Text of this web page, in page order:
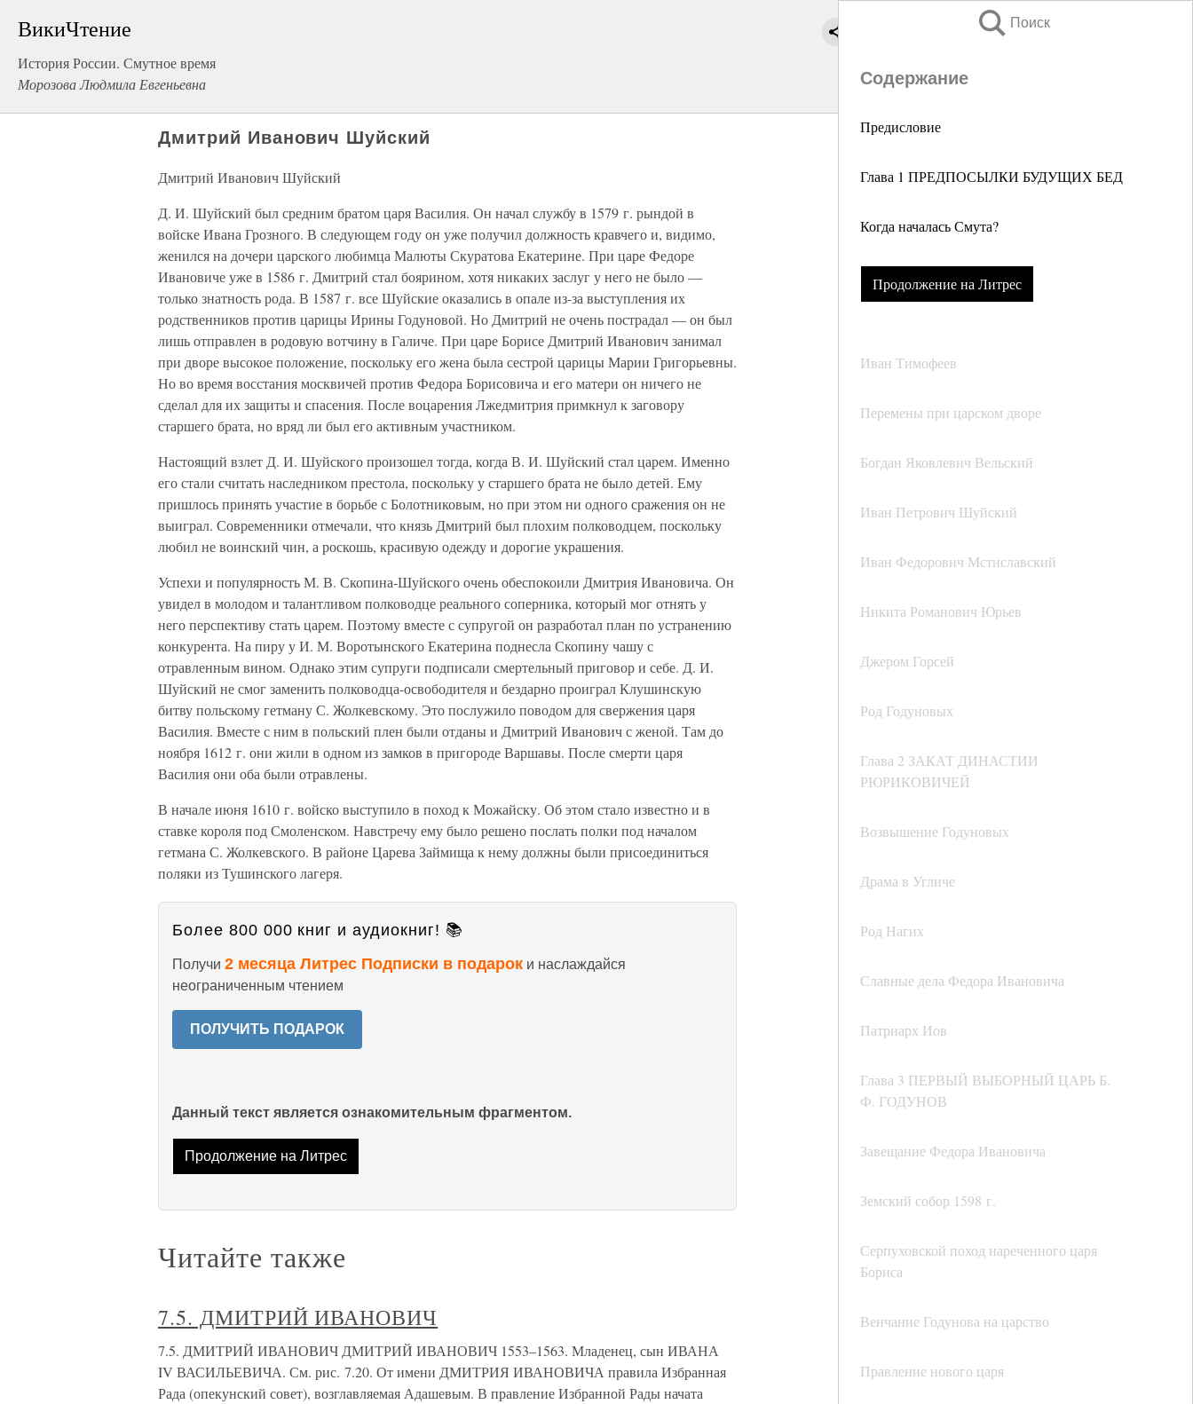
ВикиЧтение
История России. Смутное время
Морозова Людмила Евгеньевна
Поиск
Содержание
Предисловие
Глава 1 ПРЕДПОСЫЛКИ БУДУЩИХ БЕД
Когда началась Смута?
Продолжение на Литрес
Иван Тимофеев
Перемены при царском дворе
Богдан Яковлевич Вельский
Иван Петрович Шуйский
Иван Федорович Мстиславский
Никита Романович Юрьев
Джером Горсей
Род Годуновых
Глава 2 ЗАКАТ ДИНАСТИИ
РЮРИКОВИЧЕЙ
Возвышение Годуновых
Драма в Угличе
Род Нагих
Славные дела Федора Ивановича
Патриарх Иов
Глава 3 ПЕРВЫЙ ВЫБОРНЫЙ ЦАРЬ Б.
Ф. ГОДУНОВ
Завещание Федора Ивановича
Земский собор 1598 г.
Серпуховской поход нареченного царя
Бориса
Венчание Годунова на царство
Правление нового царя
Дмитрий Иванович Шуйский
Дмитрий Иванович Шуйский
Д. И. Шуйский был средним братом царя Василия. Он начал службу в 1579 г. рындой в
войске Ивана Грозного. В следующем году он уже получил должность кравчего и, видимо,
женился на дочери царского любимца Малюты Скуратова Екатерине. При царе Федоре
Ивановиче уже в 1586 г. Дмитрий стал боярином, хотя никаких заслуг у него не было —
только знатность рода. В 1587 г. все Шуйские оказались в опале из-за выступления их
родственников против царицы Ирины Годуновой. Но Дмитрий не очень пострадал — он был
лишь отправлен в родовую вотчину в Галиче. При царе Борисе Дмитрий Иванович занимал
при дворе высокое положение, поскольку его жена была сестрой царицы Марии Григорьевны.
Но во время восстания москвичей против Федора Борисовича и его матери он ничего не
сделал для их защиты и спасения. После воцарения Лжедмитрия примкнул к заговору
старшего брата, но вряд ли был его активным участником.
Настоящий взлет Д. И. Шуйского произошел тогда, когда В. И. Шуйский стал царем. Именно
его стали считать наследником престола, поскольку у старшего брата не было детей. Ему
пришлось принять участие в борьбе с Болотниковым, но при этом ни одного сражения он не
выиграл. Современники отмечали, что князь Дмитрий был плохим полководцем, поскольку
любил не воинский чин, а роскошь, красивую одежду и дорогие украшения.
Успехи и популярность М. В. Скопина-Шуйского очень обеспокоили Дмитрия Ивановича. Он
увидел в молодом и талантливом полководце реального соперника, который мог отнять у
него перспективу стать царем. Поэтому вместе с супругой он разработал план по устранению
конкурента. На пиру у И. М. Воротынского Екатерина поднесла Скопину чашу с
отравленным вином. Однако этим супруги подписали смертельный приговор и себе. Д. И.
Шуйский не смог заменить полководца-освободителя и бездарно проиграл Клушинскую
битву польскому гетману С. Жолкевскому. Это послужило поводом для свержения царя
Василия. Вместе с ним в польский плен были отданы и Дмитрий Иванович с женой. Там до
ноября 1612 г. они жили в одном из замков в пригороде Варшавы. После смерти царя
Василия они оба были отравлены.
В начале июня 1610 г. войско выступило в поход к Можайску. Об этом стало известно и в
ставке короля под Смоленском. Навстречу ему было решено послать полки под началом
гетмана С. Жолкевского. В районе Царева Займища к нему должны были присоединиться
поляки из Тушинского лагеря.
Более 800 000 книг и аудиокниг! 📚
Получи 2 месяца Литрес Подписки в подарок и наслаждайся
неограниченным чтением
ПОЛУЧИТЬ ПОДАРОК
Данный текст является ознакомительным фрагментом.
Продолжение на Литрес
Читайте также
7.5. ДМИТРИЙ ИВАНОВИЧ
7.5. ДМИТРИЙ ИВАНОВИЧ ДМИТРИЙ ИВАНОВИЧ 1553–1563. Младенец, сын ИВАНА
IV ВАСИЛЬЕВИЧА. См. рис. 7.20. От имени ДМИТРИЯ ИВАНОВИЧА правила Избранная
Рада (опекунский совет), возглавляемая Адашевым. В правление Избранной Рады начата